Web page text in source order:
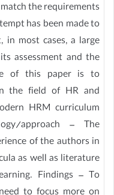
the requirements
has been made to
in most cases, a large
assessment and the
of this paper is to
the field of HR and
HRM curriculum
approach – The
of the authors in
as well as literature
Findings – To